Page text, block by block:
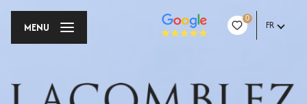
0
FR
MENU